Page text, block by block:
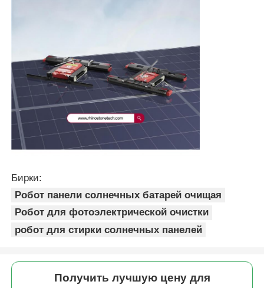
Бирки:
Робот панели солнечных батарей очищая
Робот для фотоэлектрической очистки
робот для стирки солнечных панелей
Получить лучшую цену для